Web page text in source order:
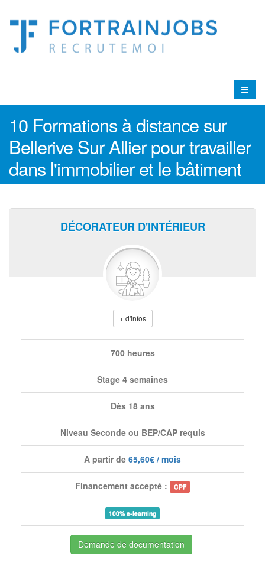
10 Formations à distance sur
Bellerive Sur Allier pour travailler
dans l'immobilier et le bâtiment
DÉCORATEUR D'INTÉRIEUR
+ d'infos
700 heures
Stage 4 semaines
Dès 18 ans
Niveau Seconde ou BEP/CAP requis
A partir de 65,60€ / mois
Financement accepté : CPF
100% e-learning
Demande de documentation